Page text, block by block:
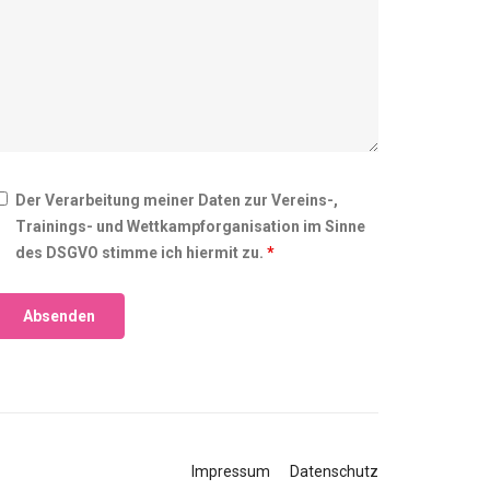
Der Verarbeitung meiner Daten zur Vereins-,
Trainings- und Wettkampforganisation im Sinne
des DSGVO stimme ich hiermit zu. *
Impressum Datenschutz